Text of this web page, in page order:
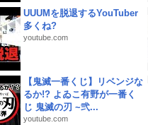
UUUMを脱退するYouTuber
多くね?
youtube.com
【鬼滅一番くじ】リベンジな
るか!? よゐこ有野が一番く
じ 鬼滅の刃 ~弐...
youtube.com